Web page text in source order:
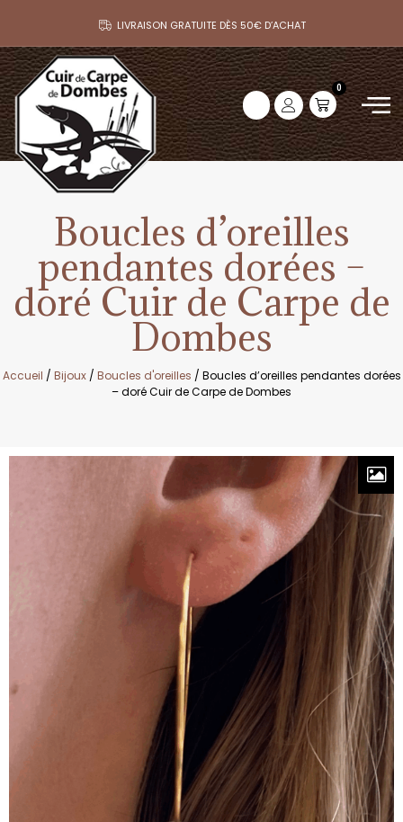
LIVRAISON GRATUITE DÈS 50€ D’ACHAT
0
Boucles d’oreilles
pendantes dorées –
doré Cuir de Carpe de
Dombes
Accueil / Bijoux/ Boucles d'oreilles / Boucles d’oreilles pendantes dorées
– doré Cuir de Carpe de Dombes